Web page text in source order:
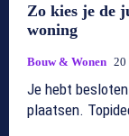
Zo kies je de
woning
Bouw & Wonen 20
Je hebt
plaatsen.